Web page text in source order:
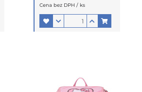
Cena bez DPH / ks